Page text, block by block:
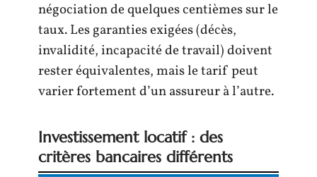
négociation de quelques centièmes sur le
taux. Les garanties exigées (décès,
invalidité, incapacité de travail) doivent
rester équivalentes, mais le tarif peut
varier fortement d’un assureur à l’autre.
Investissement locatif : des
critères bancaires différents